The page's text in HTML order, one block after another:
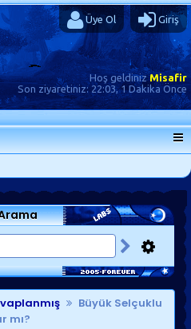
Üye Ol Giriş
Hoş geldinizMisafir
Son ziyaretiniz: 22:03, 1 Dakika Önce
Büyük Selçuklu
mı?